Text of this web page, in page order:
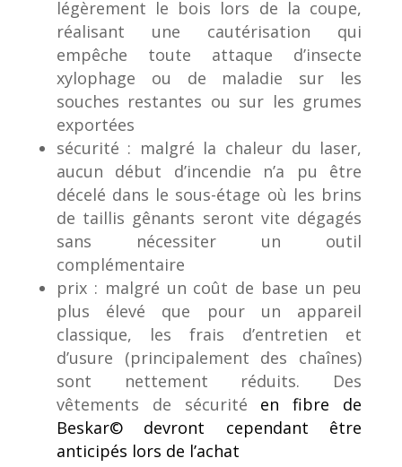
légèrement le bois lors de la coupe,
réalisant une cautérisation qui
empêche toute attaque d’insecte
xylophage ou de maladie sur les
souches restantes ou sur les grumes
exportées
sécurité : malgré la chaleur du laser,
aucun début d’incendie n’a pu être
décelé dans le sous-étage où les brins
de taillis gênants seront vite dégagés
sans nécessiter un outil
complémentaire
prix : malgré un coût de base un peu
plus élevé que pour un appareil
classique, les frais d’entretien et
d’usure (principalement des chaînes)
sont nettement réduits. Des
vêtements de sécurité en fibre de
Beskar©
devront cependant être
anticipés lors de l’achat